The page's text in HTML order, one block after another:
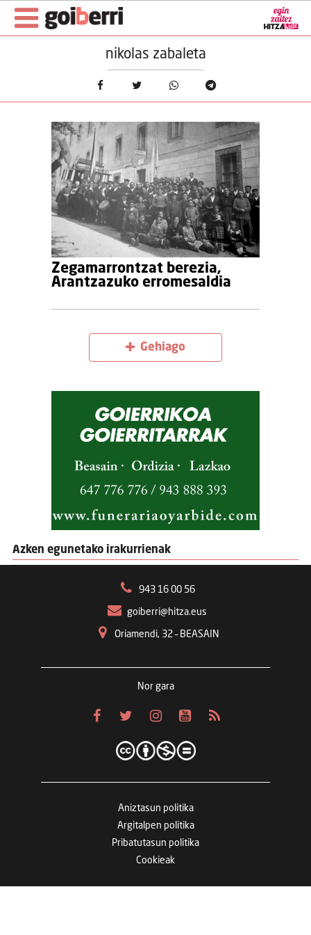
nikolas zabaleta
Zegamarrontzat berezia,
Arantzazuko erromesaldia
Gehiago
Azken egunetako irakurrienak
943 16 00 56
goiberri@hitza.eus
Oriamendi, 32 – BEASAIN
Nor gara
Aniztasun politika
Argitalpen politika
Pribatutasun politika
Cookieak